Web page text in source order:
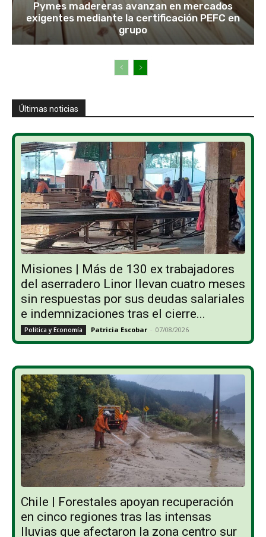
Pymes madereras avanzan en mercados
exigentes mediante la certificación PEFC en
grupo
Últimas noticias
Misiones | Más de 130 ex trabajadores
del aserradero Linor llevan cuatro meses
sin respuestas por sus deudas salariales
e indemnizaciones tras el cierre...
Política y Economía Patricia Escobar - 07/08/2026
Chile | Forestales apoyan recuperación
en cinco regiones tras las intensas
lluvias que afectaron la zona centro sur